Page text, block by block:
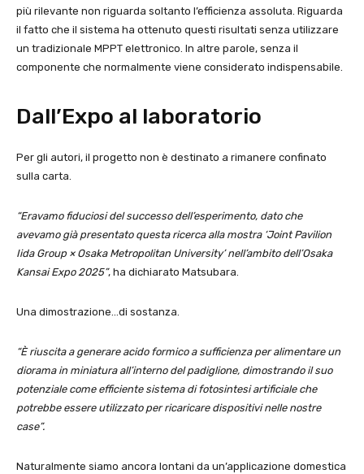
più rilevante non riguarda soltanto l’efficienza assoluta. Riguarda
il fatto che il sistema ha ottenuto questi risultati senza utilizzare
un tradizionale MPPT elettronico. In altre parole, senza il
componente che normalmente viene considerato indispensabile.
Dall’Expo al laboratorio
Per gli autori, il progetto non è destinato a rimanere confinato
sulla carta.
“Eravamo fiduciosi del successo dell’esperimento, dato che
avevamo già presentato questa ricerca alla mostra ‘Joint Pavilion
Iida Group × Osaka Metropolitan University’ nell’ambito dell’Osaka
Kansai Expo 2025”, ha dichiarato Matsubara.
Una dimostrazione…di sostanza.
“È riuscita a generare acido formico a sufficienza per alimentare un
diorama in miniatura all’interno del padiglione, dimostrando il suo
potenziale come efficiente sistema di fotosintesi artificiale che
potrebbe essere utilizzato per ricaricare dispositivi nelle nostre
case”.
Naturalmente siamo ancora lontani da un’applicazione domestica